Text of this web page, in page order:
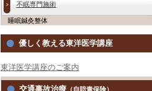
不眠専門施術
睡眠鍼灸整体
優しく教える東洋医学講座
東洋医学講座のご案内
交通事故治療 （自賠責保険）